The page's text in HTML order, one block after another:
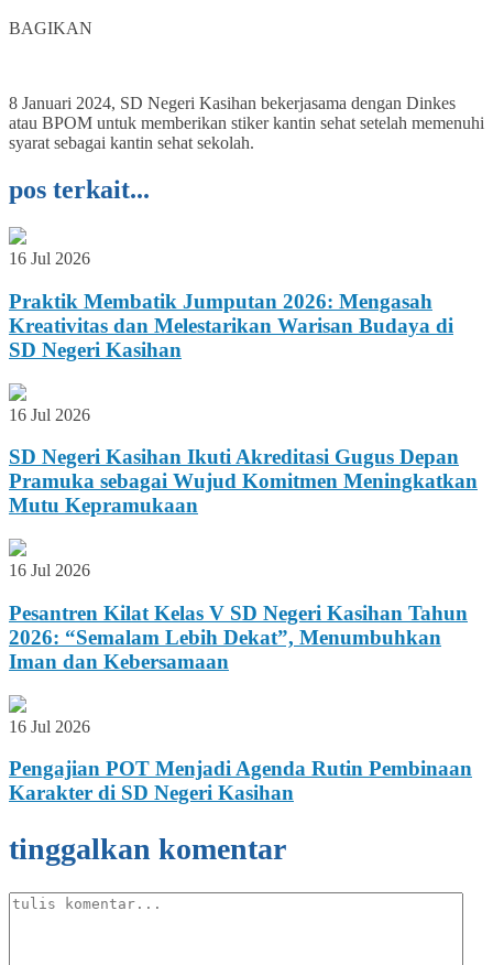
BAGIKAN
8 Januari 2024, SD Negeri Kasihan bekerjasama dengan Dinkes
atau BPOM untuk memberikan stiker kantin sehat setelah memenuhi
syarat sebagai kantin sehat sekolah.
pos terkait...
16 Jul 2026
Praktik Membatik Jumputan 2026: Mengasah
Kreativitas dan Melestarikan Warisan Budaya di
SD Negeri Kasihan
16 Jul 2026
SD Negeri Kasihan Ikuti Akreditasi Gugus Depan
Pramuka sebagai Wujud Komitmen Meningkatkan
Mutu Kepramukaan
16 Jul 2026
Pesantren Kilat Kelas V SD Negeri Kasihan Tahun
2026: “Semalam Lebih Dekat”, Menumbuhkan
Iman dan Kebersamaan
16 Jul 2026
Pengajian POT Menjadi Agenda Rutin Pembinaan
Karakter di SD Negeri Kasihan
tinggalkan komentar